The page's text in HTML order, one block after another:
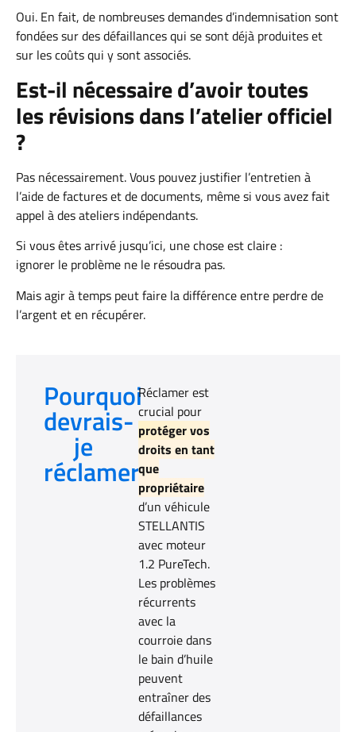
Oui. En fait, de nombreuses demandes d’indemnisation sont
fondées sur des défaillances qui se sont déjà produites et
sur les coûts qui y sont associés.
Est-il nécessaire d’avoir toutes
les révisions dans l’atelier officiel
?
Pas nécessairement. Vous pouvez justifier l’entretien à
l’aide de factures et de documents, même si vous avez fait
appel à des ateliers indépendants.
Si vous êtes arrivé jusqu’ici, une chose est claire :
ignorer le problème ne le résoudra pas.
Mais agir à temps peut faire la différence entre perdre de
l’argent et en récupérer.
Pourquoi
devrais-
je
réclamer?
Réclamer est
crucial pour
protéger vos
droits en tant
que
propriétaire
d’un véhicule
STELLANTIS
avec moteur
1.2 PureTech.
Les problèmes
récurrents
avec la
courroie dans
le bain d’huile
peuvent
entraîner des
défaillances